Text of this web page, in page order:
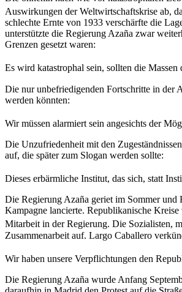
Auswirkungen der Weltwirtschaftskrise ab,
schlechte Ernte von 1933 verschärfte die
unterstützte die Regierung Azaña zwar
Grenzen gesetzt waren:
Es wird katastrophal sein, sollten die
Die nur unbefriedigenden Fortschritte in der
werden könnten:
Wir müssen alarmiert sein angesichts der
Die Unzufriedenheit mit den
auf, die später zum Slogan werden sollte:
Dieses erbärmliche Institut, das sich, statt
Die Regierung Azaña geriet im Sommer und
Kampagne lancierte. Republikanische
Mitarbeit in der Regierung. Die Sozialisten,
Zusammenarbeit auf. Largo Caballero
Wir haben unsere Verpflichtungen den
Die Regierung Azaña wurde Anfang